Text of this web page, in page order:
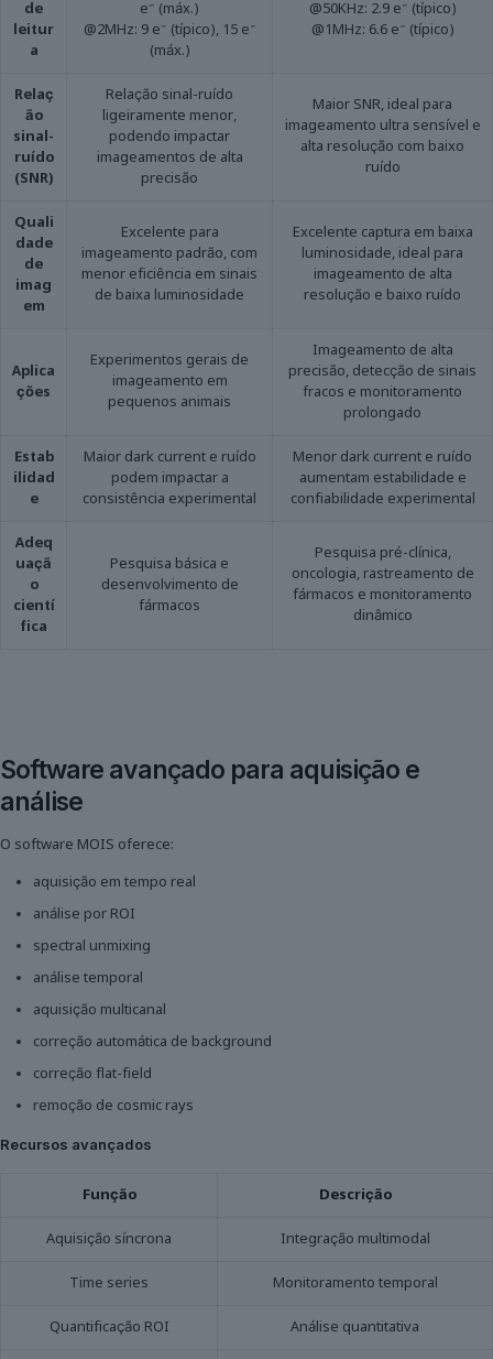
de
leitur
a
e⁻ (máx.)
@2MHz: 9 e⁻ (típico), 15 e⁻
(máx.)
@50KHz: 2.9 e⁻ (típico)
@1MHz: 6.6 e⁻ (típico)
Relaç
ão
sinal-
ruído
(SNR)
Relação sinal-ruído
ligeiramente menor,
podendo impactar
imageamentos de alta
precisão
Maior SNR, ideal para
imageamento ultra sensível e
alta resolução com baixo
ruído
Quali
dade
de
imag
em
Excelente para
imageamento padrão, com
menor eficiência em sinais
de baixa luminosidade
Excelente captura em baixa
luminosidade, ideal para
imageamento de alta
resolução e baixo ruído
Aplica
ções
Experimentos gerais de
imageamento em
pequenos animais
Imageamento de alta
precisão, detecção de sinais
fracos e monitoramento
prolongado
Estab
ilidad
e
Maior dark current e ruído
podem impactar a
consistência experimental
Menor dark current e ruído
aumentam estabilidade e
confiabilidade experimental
Adeq
uaçã
o
cientí
fica
Pesquisa básica e
desenvolvimento de
fármacos
Pesquisa pré-clínica,
oncologia, rastreamento de
fármacos e monitoramento
dinâmico
Software avançado para aquisição e
análise
O software MOIS oferece:
aquisição em tempo real
análise por ROI
spectral unmixing
análise temporal
aquisição multicanal
correção automática de background
correção flat-field
remoção de cosmic rays
Recursos avançados
Função Descrição
Aquisição síncrona Integração multimodal
Time series Monitoramento temporal
Quantificação ROI Análise quantitativa